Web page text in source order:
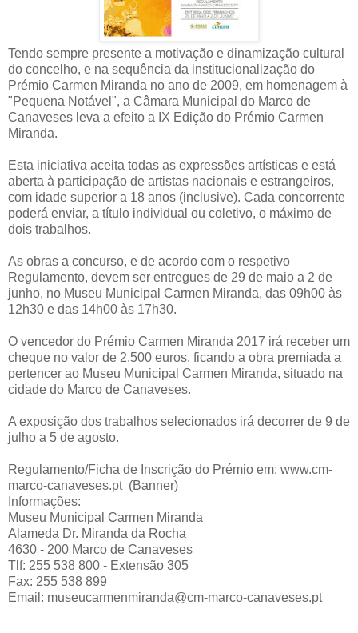
Tendo sempre presente a motivação e dinamização cultural
do concelho, e na sequência da institucionalização do
Prémio Carmen Miranda no ano de 2009, em homenagem à
"Pequena Notável", a Câmara Municipal do Marco de
Canaveses leva a efeito a IX Edição do Prémio Carmen
Miranda.
Esta iniciativa aceita todas as expressões artísticas e está
aberta à participação de artistas nacionais e estrangeiros,
com idade superior a 18 anos (inclusive). Cada concorrente
poderá enviar, a título individual ou coletivo, o máximo de
dois trabalhos.
As obras a concurso, e de acordo com o respetivo
Regulamento, devem ser entregues de 29 de maio a 2 de
junho, no Museu Municipal Carmen Miranda, das 09h00 às
12h30 e das 14h00 às 17h30.
O vencedor do Prémio Carmen Miranda 2017 irá receber um
cheque no valor de 2.500 euros, ficando a obra premiada a
pertencer ao Museu Municipal Carmen Miranda, situado na
cidade do Marco de Canaveses.
A exposição dos trabalhos selecionados irá decorrer de 9 de
julho a 5 de agosto.
Regulamento/Ficha de Inscrição do Prémio em: www.cm-
marco-canaveses.pt (Banner)
Informações:
Museu Municipal Carmen Miranda
Alameda Dr. Miranda da Rocha
4630 - 200 Marco de Canaveses
Tlf: 255 538 800 - Extensão 305
Fax: 255 538 899
Email: museucarmenmiranda@cm-marco-canaveses.pt